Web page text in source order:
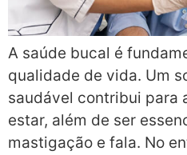
A saúde bucal é
qualidade de vida. Um
saudável contribui para
estar, além de ser
mastigação e fala. No